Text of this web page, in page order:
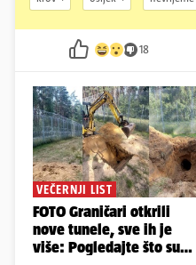
18